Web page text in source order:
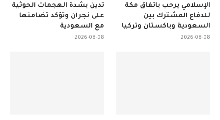
تدين بشدة الهجمات الحوثية
على نجران وتؤكد تضامنها
مع السعودية
2026-08-08
الإسلامي يرحب باتفاق مكة
للدفاع المشترك بين
السعودية وباكستان وتركيا
2026-08-08